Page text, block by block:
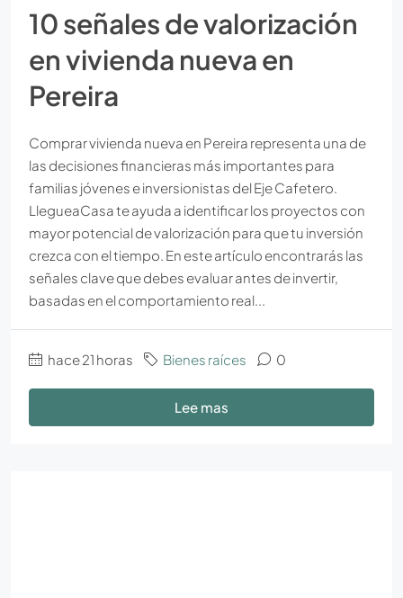
10 señales de valorización
en vivienda nueva en
Pereira
Comprar vivienda nueva en Pereira representa una de
las decisiones financieras más importantes para
familias jóvenes e inversionistas del Eje Cafetero.
LlegueaCasa te ayuda a identificar los proyectos con
mayor potencial de valorización para que tu inversión
crezca con el tiempo. En este artículo encontrarás las
señales clave que debes evaluar antes de invertir,
basadas en el comportamiento real...
hace 21 horas Bienes raíces 0
Lee mas